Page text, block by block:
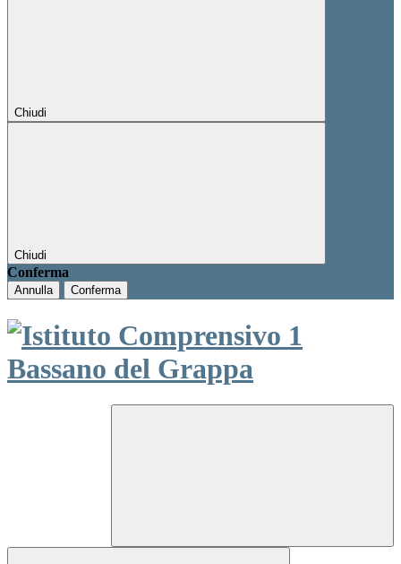
Chiudi
Chiudi
Conferma
Annulla Conferma